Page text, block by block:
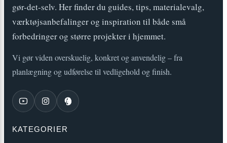
gør-det-selv. Her finder du guides, tips, materialevalg,
værktøjsanbefalinger og inspiration til både små
forbedringer og større projekter i hjemmet.
Vi gør viden overskuelig, konkret og anvendelig – fra
planlægning og udførelse til vedligehold og finish.
KATEGORIER